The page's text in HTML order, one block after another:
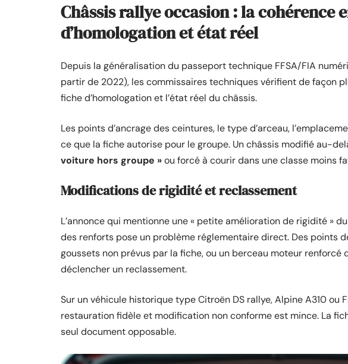
Châssis rallye occasion : la cohérence
d’homologation et état réel
Depuis la généralisation du passeport technique FFSA/FIA
partir de 2022), les commissaires techniques vérifient de façon
fiche d’homologation et l’état réel du châssis.
Les points d’ancrage des ceintures, le type d’arceau,
ce que la fiche autorise pour le groupe. Un châssis modifié au-
voiture hors groupe »ou forcé à courir dans une classe moins
Modifications de rigidité et reclassement
L’annonce qui mentionne une « petite amélioration de rigidité »
des renforts pose un problème réglementaire direct. Des points
goussets non prévus par la fiche, ou un berceau moteur renforcé
déclencher un reclassement.
Sur un véhicule historique type Citroën DS rallye, Alpine A310 ou
restauration fidèle et modification non conforme est mince. La
seul document opposable.